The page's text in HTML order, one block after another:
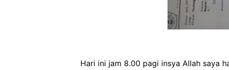
Hari ini jam 8.00 pagi insya Allah saya